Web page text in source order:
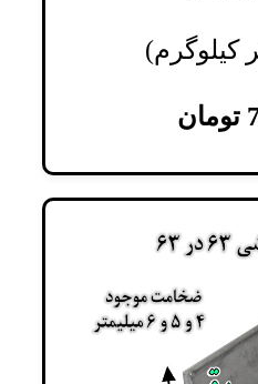
کیلوگرم)
تومان